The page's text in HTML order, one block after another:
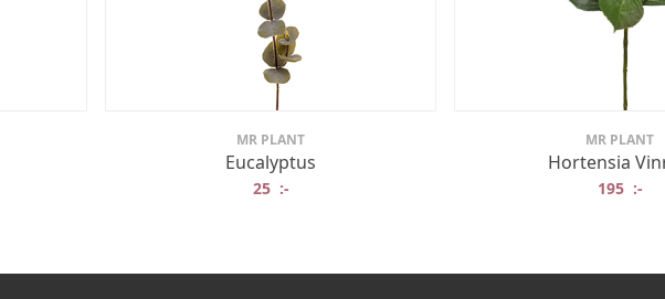
MR PLANT
Eucalyptus
25 :-
MR PLANT
Hortensia
195 :-